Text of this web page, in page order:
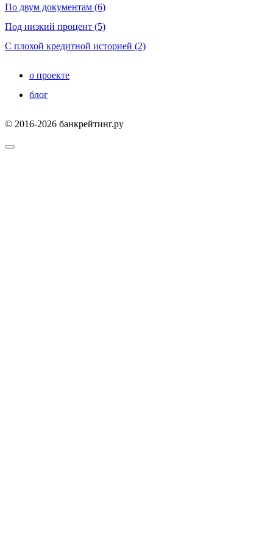
По двум документам (6)
Под низкий процент (5)
С плохой кредитной историей (2)
о проекте
блог
© 2016-2026 банкрейтинг.ру